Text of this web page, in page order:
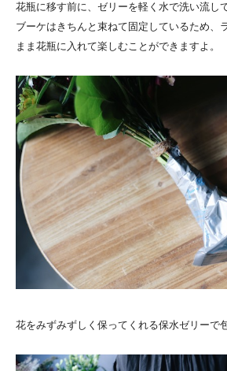
花瓶に移す前に、ゼリーを軽く水で洗い流し
ブーケはきちんと束ねて固定しているため、
まま花瓶に入れて楽しむことができますよ。
花をみずみずしく保ってくれる保水ゼリーで